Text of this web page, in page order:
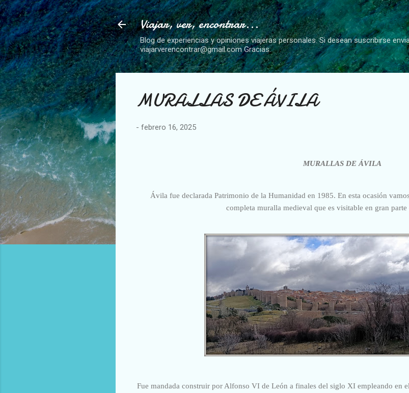
Ir al contenido principal
Viajar, ver, encontrar...
Blog de experiencias y opiniones viajeras personales. Si desean suscribirse
viajarverencontrar@gmail.com Gracias.
MURALLAS DE ÁVILA
- febrero 16, 2025
MURALLAS DE ÁVILA
Ávila fue declarada Patrimonio de la Humanidad en 1985. En esta ocasión
completa muralla medieval que es visitable en gran
Fue mandada construir por Alfonso VI de León a finales del siglo XI empleando en